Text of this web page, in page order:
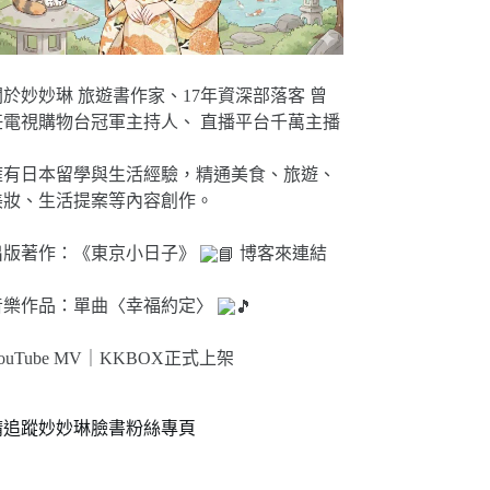
妙妙琳 旅遊書作家、17年資深部落客 曾
電視購物台冠軍主持人、 直播平台千萬主播
日本留學與生活經驗，精通美食、旅遊、
、生活提案等內容創作。
著作：《東京小日子》 博客來連結
作品：單曲〈幸福約定〉
MV｜KKBOX正式上架
追蹤妙妙琳臉書粉絲專頁